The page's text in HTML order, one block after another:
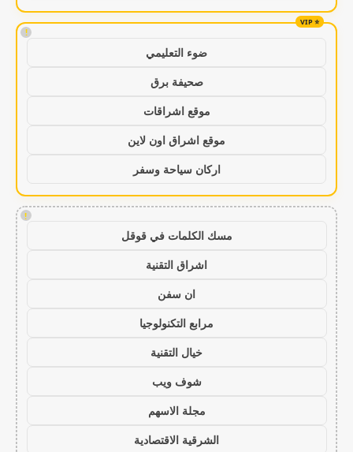
!
ضوء التعليمي
صحيفة برق
موقع اشراقات
موقع اشراق اون لاين
اركان سياحة وسفر
!
مسك الكلمات في قوقل
اشراق التقنية
ان سفن
مرابع التكنولوجيا
خيال التقنية
شوف ويب
مجلة الاسهم
الشرقية الاقتصادية